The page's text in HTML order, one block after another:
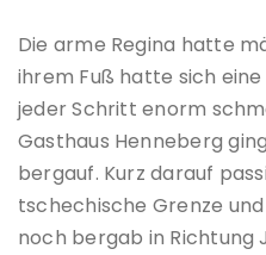
Die arme Regina hatte
ihrem Fuß hatte sich
jeder Schritt enorm
Gasthaus Henneberg
bergauf. Kurz darauf
tschechische Grenze
noch bergab in Richtung